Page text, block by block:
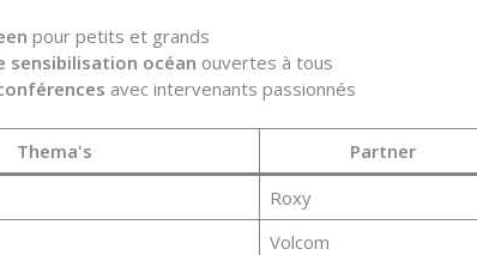
pour petits et grands
sensibilisation océan ouvertes à tous
avec intervenants passionnés
Thema's Partner
Roxy
Volcom